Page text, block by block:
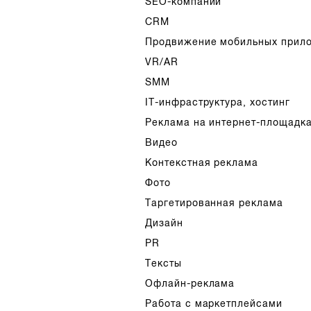
CRM
Продвижение мобильных
VR/AR
SMM
IT-инфраструктура, хостинг
Реклама на интернет-
Видео
Контекстная реклама
Фото
Таргетированная реклама
Дизайн
PR
Тексты
Офлайн-реклама
Работа с маркетплейсами